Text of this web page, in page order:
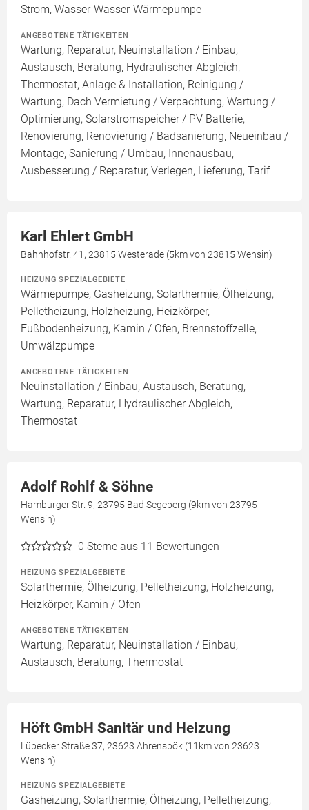
Strom, Wasser-Wasser-Wärmepumpe
ANGEBOTENE TÄTIGKEITEN
Wartung, Reparatur, Neuinstallation / Einbau,
Austausch, Beratung, Hydraulischer Abgleich,
Thermostat, Anlage & Installation, Reinigung /
Wartung, Dach Vermietung / Verpachtung, Wartung /
Optimierung, Solarstromspeicher / PV Batterie,
Renovierung, Renovierung / Badsanierung, Neueinbau /
Montage, Sanierung / Umbau, Innenausbau,
Ausbesserung / Reparatur, Verlegen, Lieferung, Tarif
Karl Ehlert GmbH
Bahnhofstr. 41, 23815 Westerade (5km von 23815 Wensin)
HEIZUNG SPEZIALGEBIETE
Wärmepumpe, Gasheizung, Solarthermie, Ölheizung,
Pelletheizung, Holzheizung, Heizkörper,
Fußbodenheizung, Kamin / Ofen, Brennstoffzelle,
Umwälzpumpe
ANGEBOTENE TÄTIGKEITEN
Neuinstallation / Einbau, Austausch, Beratung,
Wartung, Reparatur, Hydraulischer Abgleich,
Thermostat
Adolf Rohlf & Söhne
Hamburger Str. 9, 23795 Bad Segeberg (9km von 23795
Wensin)
0 Sterne aus 11 Bewertungen
HEIZUNG SPEZIALGEBIETE
Solarthermie, Ölheizung, Pelletheizung, Holzheizung,
Heizkörper, Kamin / Ofen
ANGEBOTENE TÄTIGKEITEN
Wartung, Reparatur, Neuinstallation / Einbau,
Austausch, Beratung, Thermostat
Höft GmbH Sanitär und Heizung
Lübecker Straße 37, 23623 Ahrensbök (11km von 23623
Wensin)
HEIZUNG SPEZIALGEBIETE
Gasheizung, Solarthermie, Ölheizung, Pelletheizung,